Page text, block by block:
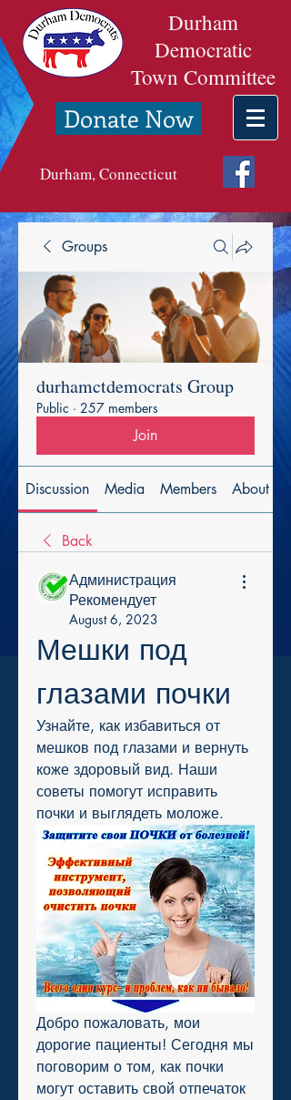
Durham
Democratic
Town Committee
Donate Now
Durham, Connecticut
Groups
durhamctdemocrats Group
Public · 257 members
Join
Discussion Media Members About
Back
Администрация
Рекомендует
August 6, 2023
Мешки под
глазами почки
Узнайте, как избавиться от
мешков под глазами и вернуть
коже здоровый вид. Наши
советы помогут исправить
почки и выглядеть моложе.
Добро пожаловать, мои
дорогие пациенты! Сегодня мы
поговорим о том, как почки
могут оставить свой отпечаток